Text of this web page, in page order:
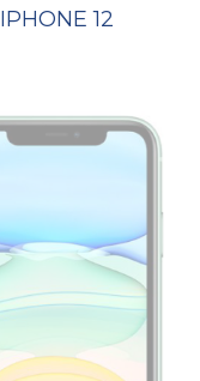
IPHONE 12